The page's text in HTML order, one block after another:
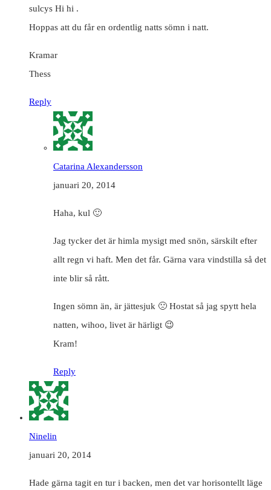
sulcys Hi hi .
Hoppas att du får en ordentlig natts sömn i natt.
Kramar
Thess
Reply
Catarina Alexandersson
januari 20, 2014
Haha, kul 🙂
Jag tycker det är himla mysigt med snön, särskilt efter
allt regn vi haft. Men det får. Gärna vara vindstilla så det
inte blir så rått.
Ingen sömn än, är jättesjuk 🙁 Hostat så jag spytt hela
natten, wihoo, livet är härligt 😉
Kram!
Reply
Ninelin
januari 20, 2014
Hade gärna tagit en tur i backen, men det var horisontellt läge